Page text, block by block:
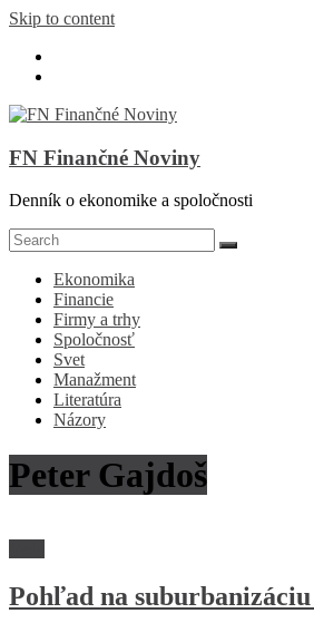
Skip to content
FN Finančné Noviny
Denník o ekonomike a spoločnosti
Ekonomika
Financie
Firmy a trhy
Spoločnosť
Svet
Manažment
Literatúra
Názory
Peter Gajdoš
Pohľad na